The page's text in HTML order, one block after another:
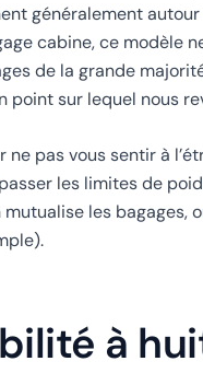
généralement
cabine, ce modèle
de la grande
sur lequel nous
pas vous sentir à
les limites de
les bagages,
à